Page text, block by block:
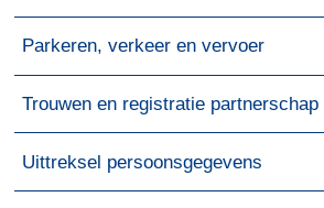
Parkeren, verkeer en vervoer
Trouwen en registratie partnerschap
Uittreksel persoonsgegevens